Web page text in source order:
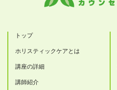
トップ
ホリスティックケアとは
講座の詳細
講師紹介